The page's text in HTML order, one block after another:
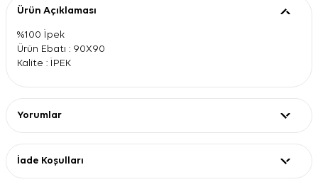
Ürün Açıklaması
%100 İpek
Ürün Ebatı : 90X90
Kalite : İPEK
Yorumlar
İade Koşulları